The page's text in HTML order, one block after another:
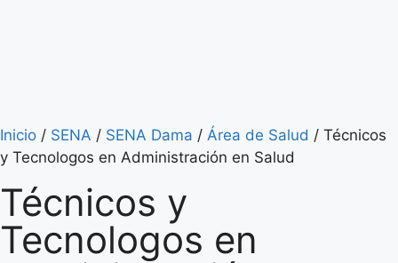
Inicio / SENA / SENA Dama / Área de Salud / Técnicos
y Tecnologos en Administración en Salud
Técnicos y
Tecnologos en